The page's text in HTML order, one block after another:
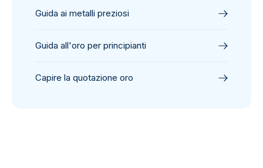
Guida ai metalli preziosi
Guida all'oro per principianti
Capire la quotazione oro